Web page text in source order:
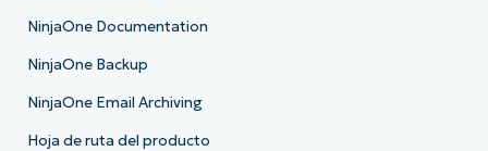
NinjaOne Documentation
NinjaOne Backup
NinjaOne Email Archiving
Hoja de ruta del producto